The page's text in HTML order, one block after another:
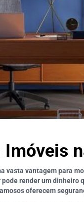
vasta vantagem para
render um dinheiro
oferecem